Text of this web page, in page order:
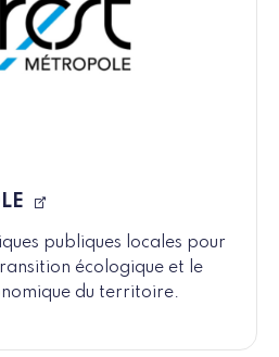
publiques locales pour
écologique et le
du territoire.